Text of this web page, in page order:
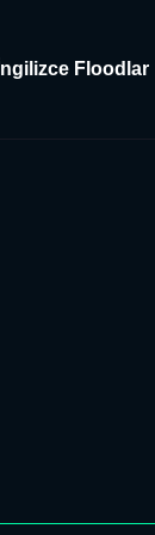
İngilizce Floodlar